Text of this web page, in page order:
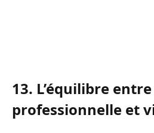
13. L’équilibre
professionnelle et